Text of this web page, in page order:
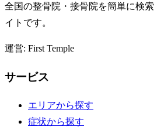
全国の整骨院・接骨院を簡単に検
イトです。
運営: First Temple
サービス
エリアから探す
症状から探す